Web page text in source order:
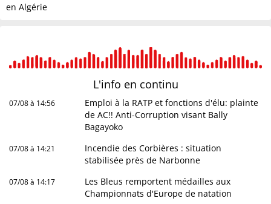
en Algérie
L'info en continu
07/08 à 14:56
Emploi à la RATP et fonctions d'élu: plainte
de AC!! Anti-Corruption visant Bally
Bagayoko
07/08 à 14:21
Incendie des Corbières : situation
stabilisée près de Narbonne
07/08 à 14:17
Les Bleus remportent médailles aux
Championnats d'Europe de natation